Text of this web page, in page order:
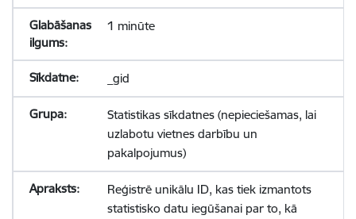
1 minūte
_gid
Statistikas sīkdatnes (nepieciešamas, lai
uzlabotu vietnes darbību un
pakalpojumus)
Reģistrē unikālu ID, kas tiek izmantots
statistisko datu iegūšanai par to, kā